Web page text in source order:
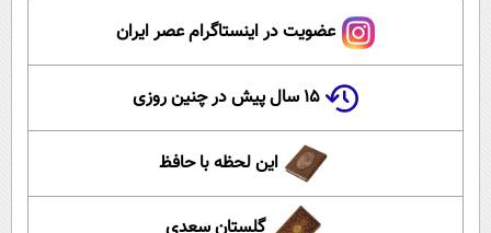
عضویت در اینستاگرام عصر ایران
۱۵ سال پیش در چنین روزی
این لحظه با حافظ